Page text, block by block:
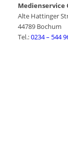
Medienservice
Alte Hattinger
44789 Bochum
Tel.:0234 – 544